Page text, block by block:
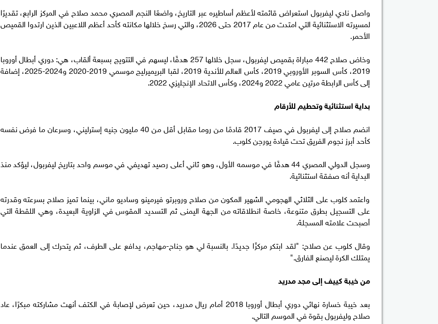
واصل نادي ليفربول استعراض قائمته لأعظم أساطيره عبر التاريخ، واضعًا النجم المصري محمد صلاح في المركز الرابع، تقديرًا
لمسيرته الاستثنائية التي امتدت من عام 2017 حتى 2026، والتي رسخ خلالها مكانته كأحد أعظم اللاعبين الذين ارتدوا القميص
الأحمر.
وخاض صلاح 442 مباراة بقميص ليفربول، سجل خلالها 257 هدفًا، ليسهم في التتويج بسبعة ألقاب، هي: دوري أبطال أوروبا
2019، كأس السوبر الأوروبي 2019، كأس العالم للأندية 2019، لقبا البريميرليج موسمي 2019-2020 و2024-2025، إضافة
إلى كأس الرابطة مرتين عامي 2022 و2024، وكأس الاتحاد الإنجليزي 2022.
بداية استثنائية وتحطيم للأرقام
انضم صلاح إلى ليفربول في صيف 2017 قادمًا من روما مقابل أقل من 40 مليون جنيه إسترليني، وسرعان ما فرض نفسه
كأحد أبرز نجوم الفريق تحت قيادة يورجن كلوب.
وسجل الدولي المصري 44 هدفًا في موسمه الأول، وهو ثاني أعلى رصيد تهديفي في موسم واحد بتاريخ ليفربول، ليؤكد منذ
البداية أنه صفقة استثنائية.
واعتمد كلوب على الثلاثي الهجومي الشهير المكون من صلاح وروبرتو فيرمينو وساديو ماني، بينما تميز صلاح بسرعته وقدرته
على التسجيل بطرق متنوعة، خاصة انطلاقاته من الجهة اليمنى ثم التسديد المقوس في الزاوية البعيدة، وهي اللقطة التي
أصبحت علامته المسجلة.
وقال كلوب عن صلاح: "لقد ابتكر مركزًا جديدًا. بالنسبة لي هو جناح-مهاجم، يدافع على الطرف، ثم يتحرك إلى العمق عندما
يمتلك الكرة ليصنع الفارق."
من خيبة كييف إلى مجد مدريد
بعد خيبة خسارة نهائي دوري أبطال أوروبا 2018 أمام ريال مدريد، حين تعرض لإصابة في الكتف أنهت مشاركته مبكرًا، عاد
صلاح وليفربول بقوة في الموسم التالي.